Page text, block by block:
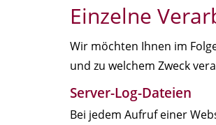
Einzelne
Wir möchten Ihnen im
und zu welchem Zweck
Server-Log-Dateien
Bei jedem Aufruf einer